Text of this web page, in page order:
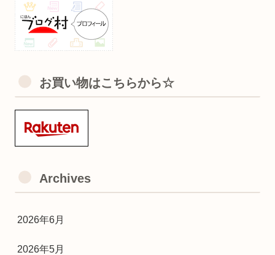
お買い物はこちらから☆
Archives
2026年6月
2026年5月